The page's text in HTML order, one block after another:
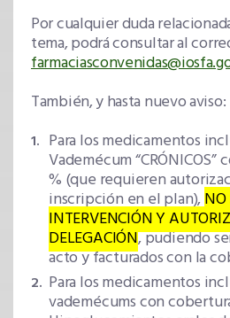
Por cualquier duda
tema, podrá consultar al
También, y hasta nuevo aviso:
Para los medicamentos
Vademécum
% (que requieren
inscripción en el plan),NO
INTERVENCIÓN Y
DELEGACIÓN, pudiendo
acto y facturados con la
Para los medicamentos
vademécums con